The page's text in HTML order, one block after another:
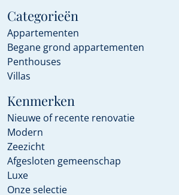
Categorieën
Appartementen
Begane grond appartementen
Penthouses
Villas
Kenmerken
Nieuwe of recente renovatie
Modern
Zeezicht
Afgesloten gemeenschap
Luxe
Onze selectie